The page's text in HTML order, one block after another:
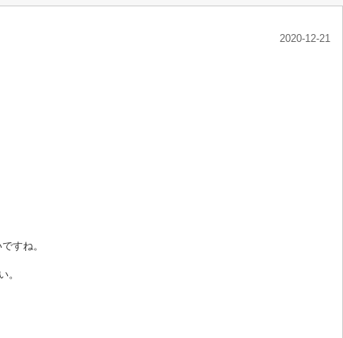
2020-12-21
すね。
。